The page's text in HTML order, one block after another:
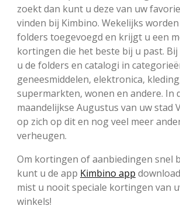
zoekt dan kunt u deze van uw
vinden bij Kimbino. Wekelijks
folders toegevoegd en krijgt u een
kortingen die het beste bij u past.
u de folders en catalogi in
geneesmiddelen, elektronica,
supermarkten, wonen en andere. In
maandelijkse Augustus van uw stad
op zich op dit en nog veel meer
verheugen.
Om kortingen of aanbiedingen snel
kunt u de app Kimbino app
mist u nooit speciale kortingen van
winkels!